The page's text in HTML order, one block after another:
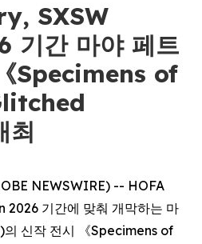
SXSW
기간 마야 페트
Specimens of
최
NEWSWIRE) -- HOFA
기간에 맞춰 개막하는 마
신작 전시 《Specimens of